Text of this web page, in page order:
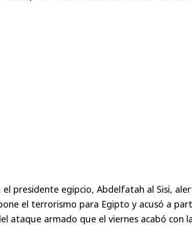
el presidente egipcio, Abdelfatah al Sisi,
el terrorismo para Egipto y acusó a
ataque armado que el viernes acabó con